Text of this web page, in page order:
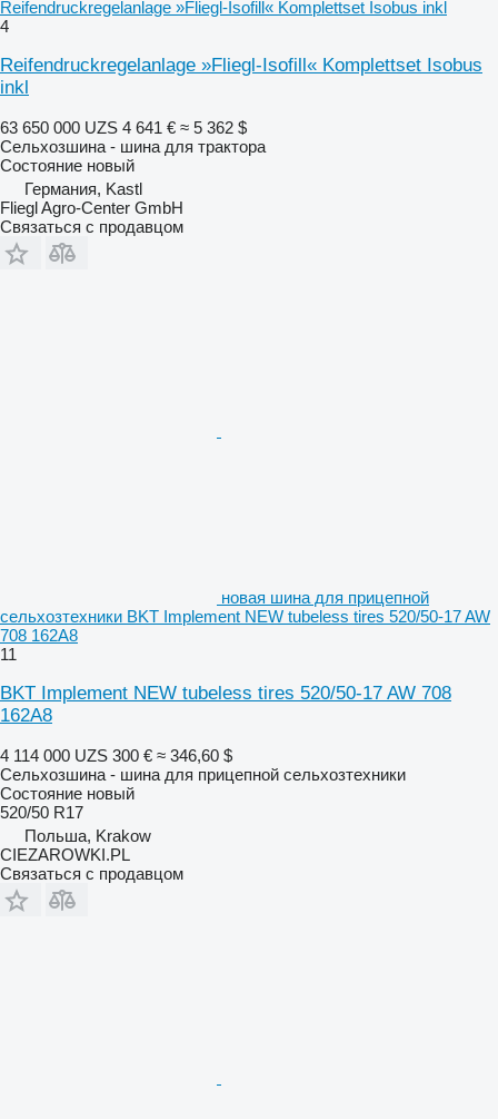
Reifendruckregelanlage »Fliegl-Isofill« Komplettset Isobus inkl
4
Reifendruckregelanlage »Fliegl-Isofill« Komplettset Isobus
inkl
63 650 000 UZS 4 641 € ≈ 5 362 $
Сельхозшина - шина для трактора
Состояние новый
Германия, Kastl
Fliegl Agro-Center GmbH
Связаться с продавцом
новая шина для прицепной
сельхозтехники BKT Implement NEW tubeless tires 520/50-17 AW
708 162A8
11
BKT Implement NEW tubeless tires 520/50-17 AW 708
162A8
4 114 000 UZS 300 € ≈ 346,60 $
Сельхозшина - шина для прицепной сельхозтехники
Состояние новый
520/50 R17
Польша, Krakow
CIEZAROWKI.PL
Связаться с продавцом